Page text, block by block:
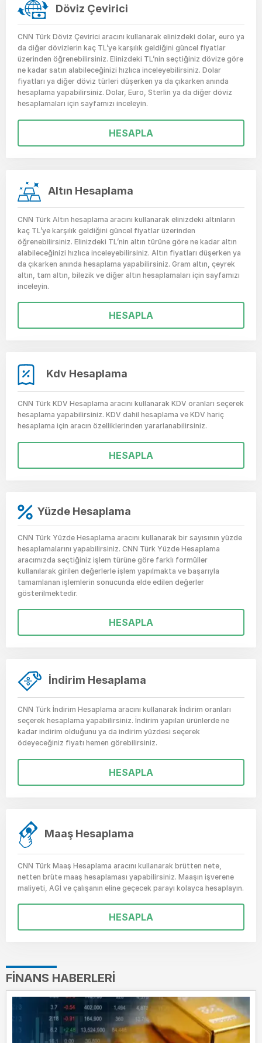
Döviz Çevirici
CNN Türk Döviz Çevirici aracını kullanarak elinizdeki dolar, euro ya
da diğer dövizlerin kaç TL’ye karşılık geldiğini güncel fiyatlar
üzerinden öğrenebilirsiniz. Elinizdeki TL’nin seçtiğiniz dövize göre
ne kadar satın alabileceğinizi hızlıca inceleyebilirsiniz. Dolar
fiyatları ya diğer döviz türleri düşerken ya da çıkarken anında
hesaplama yapabilirsiniz. Dolar, Euro, Sterlin ya da diğer döviz
hesaplamaları için sayfamızı inceleyin.
HESAPLA
Altın Hesaplama
CNN Türk Altın hesaplama aracını kullanarak elinizdeki altınların
kaç TL’ye karşılık geldiğini güncel fiyatlar üzerinden
öğrenebilirsiniz. Elinizdeki TL’nin altın türüne göre ne kadar altın
alabileceğinizi hızlıca inceleyebilirsiniz. Altın fiyatları düşerken ya
da çıkarken anında hesaplama yapabilirsiniz. Gram altın, çeyrek
altın, tam altın, bilezik ve diğer altın hesaplamaları için sayfamızı
inceleyin.
HESAPLA
Kdv Hesaplama
CNN Türk KDV Hesaplama aracını kullanarak KDV oranları seçerek
hesaplama yapabilirsiniz. KDV dahil hesaplama ve KDV hariç
hesaplama için aracın özelliklerinden yararlanabilirsiniz.
HESAPLA
Yüzde Hesaplama
CNN Türk Yüzde Hesaplama aracını kullanarak bir sayısının yüzde
hesaplamalarını yapabilirsiniz. CNN Türk Yüzde Hesaplama
aracımızda seçtiğiniz işlem türüne göre farklı formüller
kullanılarak girilen değerlerle işlem yapılmakta ve başarıyla
tamamlanan işlemlerin sonucunda elde edilen değerler
gösterilmektedir.
HESAPLA
İndirim Hesaplama
CNN Türk İndirim Hesaplama aracını kullanarak İndirim oranları
seçerek hesaplama yapabilirsiniz. İndirim yapılan ürünlerde ne
kadar indirim olduğunu ya da indirim yüzdesi seçerek
ödeyeceğiniz fiyatı hemen görebilirsiniz.
HESAPLA
Maaş Hesaplama
CNN Türk Maaş Hesaplama aracını kullanarak brütten nete,
netten brüte maaş hesaplaması yapabilirsiniz. Maaşın işverene
maliyeti, AGİ ve çalışanın eline geçecek parayı kolayca hesaplayın.
HESAPLA
FINANS HABERLERI